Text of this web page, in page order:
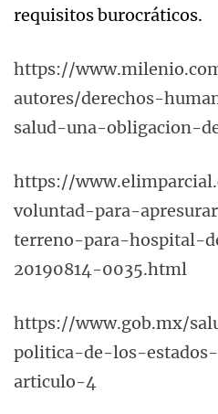
requisitos burocráticos.
https://
autores/derechos-
salud-una-obligacion-
https://
voluntad-para-
terreno-para-hospital-
20190814-0035.html
https://www.gob.mx/
politica-de-los-
articulo-4